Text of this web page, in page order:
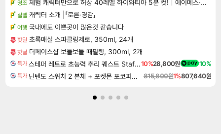
명조 체험 캐릭터만으로 허상 40레벨 하이와티아 5분 컷!｜에이메스·린네·모니에 명함
실팰 캐릭터 소개 |「로른·경감」
여행 국내에도 이쁜곳이 많은것 같습니다
핫딜 초록매실 스파클링제로, 350ml, 24개
핫딜 더페이스샵 보들보들 때필링, 300ml, 2개
특가 스테퍼 레트로 초능력 추리 퀘스트 Staffer Retro A Supernatural Mystery Quest10%28,800원 10%
특가 닌텐도 스위치 2 본체 + 포켓몬 포코피아 + 포켓몬스터 레전드 ZA 닌텐도 스위치 2 에디션 번들 815,800원1%807,640원